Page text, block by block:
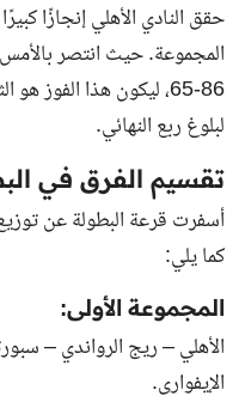
حقق النادي الأهلي إنجازًا
المجموعة. حيث انتصر بالأمس
86-65، ليكون هذا الفوز
لبلوغ ربع النهائي.
تقسيم الفرق في
كما يلي:
المجموعة الأولى:
الأهلي – ريج الرواندي –
الإيفواري.